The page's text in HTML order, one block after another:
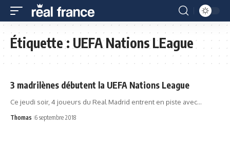
Étiquette :UEFA Nations LEague
3 madrilènes débutent la UEFA Nations League
Ce jeudi soir, 4 joueurs du Real Madrid entrent en piste avec…
Thomas 6 septembre 2018